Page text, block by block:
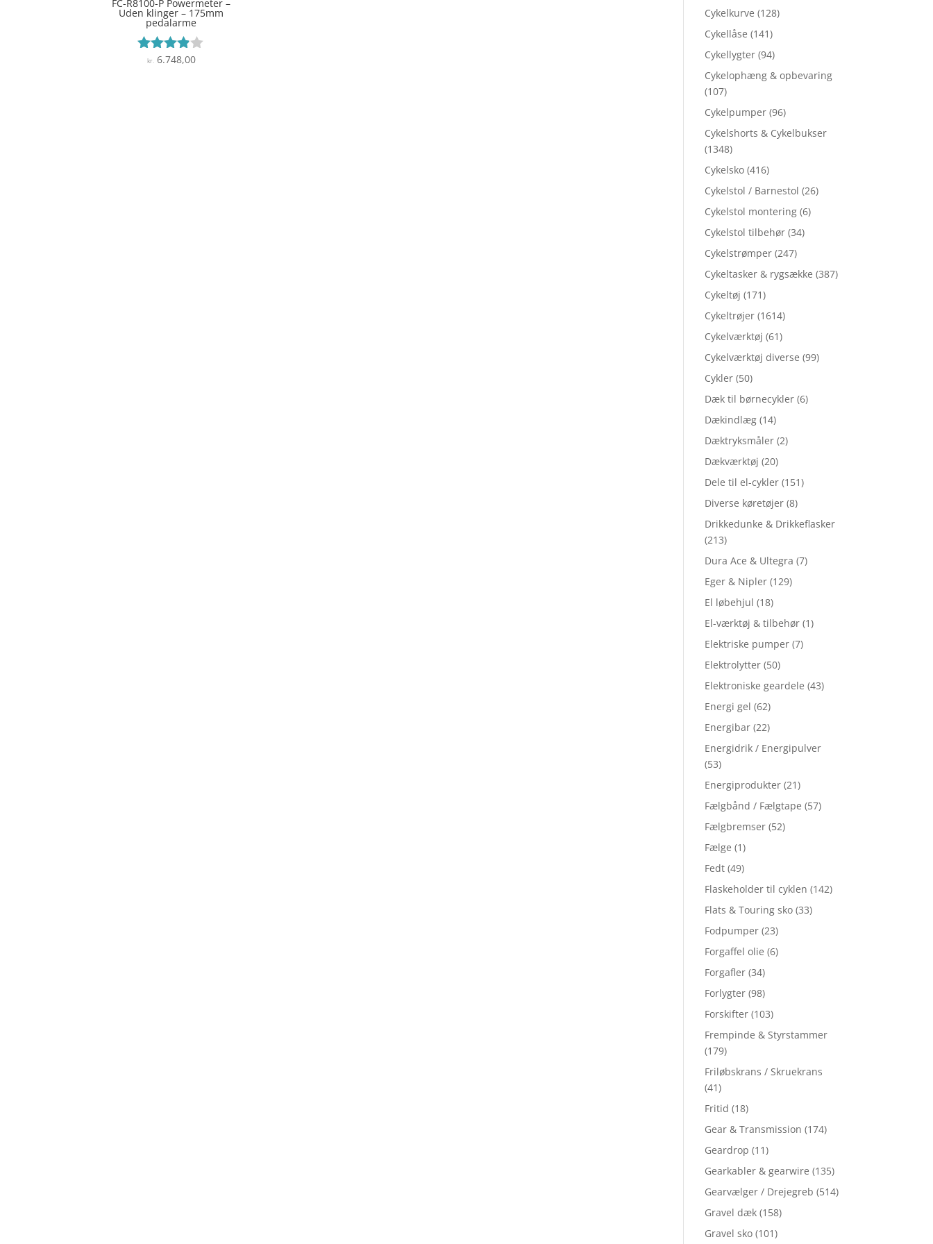
FC-R8100-P Powermeter –
Uden klinger – 175mm
pedalarme
Vurderet
kr.6.748,00
Cykelkurve (128)
Cykellåse (141)
Cykellygter (94)
Cykelophæng & opbevaring
(107)
Cykelpumper (96)
Cykelshorts & Cykelbukser
(1348)
Cykelsko (416)
Cykelstol / Barnestol (26)
Cykelstol montering (6)
Cykelstol tilbehør (34)
Cykelstrømper (247)
Cykeltasker & rygsække (387)
Cykeltøj (171)
Cykeltrøjer (1614)
Cykelværktøj (61)
Cykelværktøj diverse (99)
Cykler (50)
Dæk til børnecykler (6)
Dækindlæg (14)
Dæktryksmåler (2)
Dækværktøj (20)
Dele til el-cykler (151)
Diverse køretøjer (8)
Drikkedunke & Drikkeflasker
(213)
Dura Ace & Ultegra (7)
Eger & Nipler (129)
El løbehjul (18)
El-værktøj & tilbehør (1)
Elektriske pumper (7)
Elektrolytter (50)
Elektroniske geardele (43)
Energi gel (62)
Energibar (22)
Energidrik / Energipulver
(53)
Energiprodukter (21)
Fælgbånd / Fælgtape (57)
Fælgbremser (52)
Fælge (1)
Fedt (49)
Flaskeholder til cyklen (142)
Flats & Touring sko (33)
Fodpumper (23)
Forgaffel olie (6)
Forgafler (34)
Forlygter (98)
Forskifter (103)
Frempinde & Styrstammer
(179)
Friløbskrans / Skruekrans
(41)
Fritid (18)
Gear & Transmission (174)
Geardrop (11)
Gearkabler & gearwire (135)
Gearvælger / Drejegreb (514)
Gravel dæk (158)
Gravel sko (101)